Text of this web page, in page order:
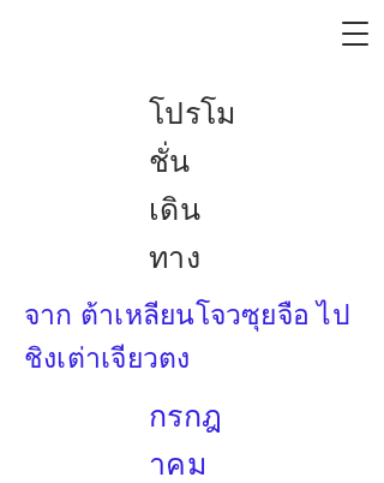
โปรโม
ชั่น
เดิน
ทาง
จาก ต้าเหลียนโจวซุยจือ ไป
ชิงเต่าเจียวตง
กรกฎ
าคม